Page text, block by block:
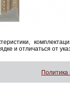
и отличаться от